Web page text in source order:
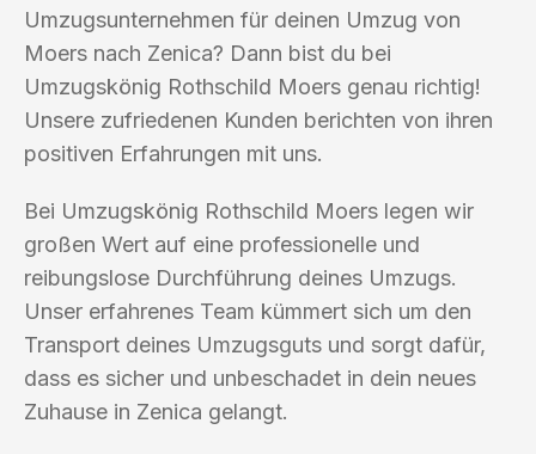
Umzugsunternehmen für deinen Umzug von
Moers nach Zenica? Dann bist du bei
Umzugskönig Rothschild Moers genau richtig!
Unsere zufriedenen Kunden berichten von ihren
positiven Erfahrungen mit uns.
Bei Umzugskönig Rothschild Moers legen wir
großen Wert auf eine professionelle und
reibungslose Durchführung deines Umzugs.
Unser erfahrenes Team kümmert sich um den
Transport deines Umzugsguts und sorgt dafür,
dass es sicher und unbeschadet in dein neues
Zuhause in Zenica gelangt.